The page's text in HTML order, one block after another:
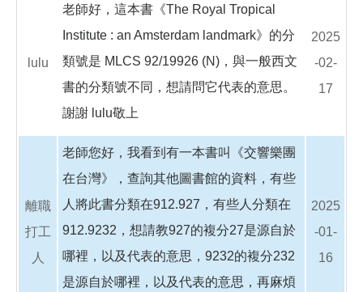
lulu
老師好，這本書《The Royal Tropical
Institute : an Amsterdam landmark》的分
類號是 MLCS 92/19926 (N)，與一般西文
書的分類號不同，想請問它代表的意思。
謝謝 lulu敬上
2025
-02-
17
離職
打工
人
老師您好，我看到有一本書叫《交響樂團
在台灣》，查詢其他圖書館的資料，有些
人將此書分類在912.927，有些人分類在
912.9232，想請教927的複分27是源自於
哪裡，以及代表的意思，9232的複分232
是源自於哪裡，以及代表的意思，再麻煩
2025
-01-
16